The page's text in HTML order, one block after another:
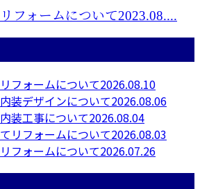
フォームについて2023.08....
フォームについて2026.08.10
装デザインについて2026.08.06
装工事について2026.08.04
リフォームについて2026.08.03
フォームについて2026.07.26